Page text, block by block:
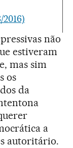
não
estiveram
mas sim
os
da
a
autoritário.